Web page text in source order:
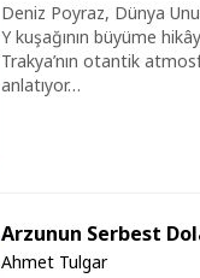
Deniz Poyraz, Dünya
Y kuşağının büyüme
Trakya’nın otantik
anlatıyor…
Arzunun Serbest
Ahmet Tulgar